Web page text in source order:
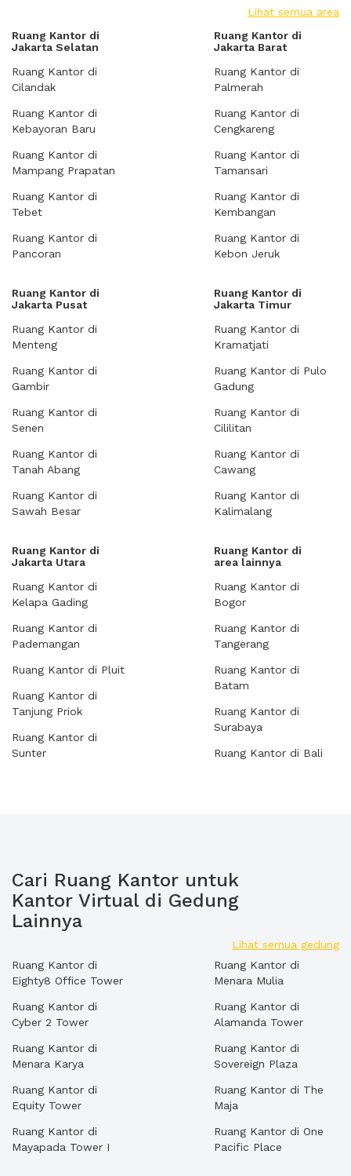
Lihat semua area
Ruang Kantor di
Jakarta Selatan
Ruang Kantor di
Cilandak
Ruang Kantor di
Kebayoran Baru
Ruang Kantor di
Mampang Prapatan
Ruang Kantor di
Tebet
Ruang Kantor di
Pancoran
Ruang Kantor di
Jakarta Barat
Ruang Kantor di
Palmerah
Ruang Kantor di
Cengkareng
Ruang Kantor di
Tamansari
Ruang Kantor di
Kembangan
Ruang Kantor di
Kebon Jeruk
Ruang Kantor di
Jakarta Pusat
Ruang Kantor di
Menteng
Ruang Kantor di
Gambir
Ruang Kantor di
Senen
Ruang Kantor di
Tanah Abang
Ruang Kantor di
Sawah Besar
Ruang Kantor di
Jakarta Timur
Ruang Kantor di
Kramatjati
Ruang Kantor di Pulo
Gadung
Ruang Kantor di
Cililitan
Ruang Kantor di
Cawang
Ruang Kantor di
Kalimalang
Ruang Kantor di
Jakarta Utara
Ruang Kantor di
Kelapa Gading
Ruang Kantor di
Pademangan
Ruang Kantor di Pluit
Ruang Kantor di
Tanjung Priok
Ruang Kantor di
Sunter
Ruang Kantor di
area lainnya
Ruang Kantor di
Bogor
Ruang Kantor di
Tangerang
Ruang Kantor di
Batam
Ruang Kantor di
Surabaya
Ruang Kantor di Bali
Cari Ruang Kantor untuk
Kantor Virtual di Gedung
Lainnya
Lihat semua gedung
Ruang Kantor di
Eighty8 Office Tower
Ruang Kantor di
Cyber 2 Tower
Ruang Kantor di
Menara Karya
Ruang Kantor di
Equity Tower
Ruang Kantor di
Mayapada Tower I
Ruang Kantor di
Menara Mulia
Ruang Kantor di
Alamanda Tower
Ruang Kantor di
Sovereign Plaza
Ruang Kantor di The
Maja
Ruang Kantor di One
Pacific Place